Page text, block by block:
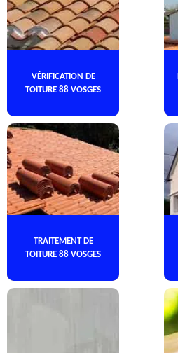
VÉRIFICATION DE
TOITURE 88 VOSGES
TRAITEMENT DE
TOITURE 88 VOSGES